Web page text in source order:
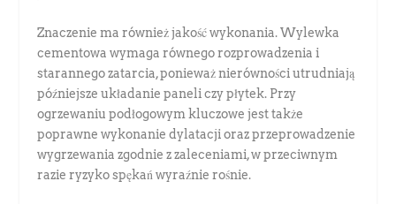
Znaczenie ma również jakość wykonania. Wylewka
cementowa wymaga równego rozprowadzenia i
starannego zatarcia, ponieważ nierówności utrudniają
późniejsze układanie paneli czy płytek. Przy
ogrzewaniu podłogowym kluczowe jest także
poprawne wykonanie dylatacji oraz przeprowadzenie
wygrzewania zgodnie z zaleceniami, w przeciwnym
razie ryzyko spękań wyraźnie rośnie.